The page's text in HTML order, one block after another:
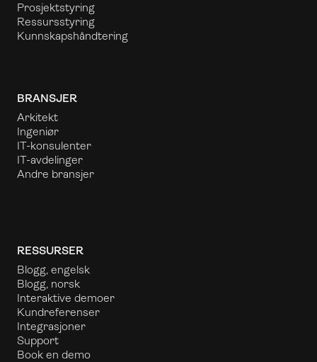
Prosjektstyring
Ressursstyring
Kunnskapshåndtering
BRANSJER
Arkitekt
Ingeniør
IT-konsulenter
IT-avdelinger
Andre bransjer
RESSURSER
Blogg, engelsk
Blogg, norsk
Interaktive demoer
Kundreferenser
Integrasjoner
Support
Book en demo